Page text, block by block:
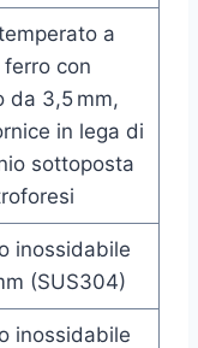
a
con
da 3,5 mm,
in lega di
sottoposta
inossidabile
(SUS304)
inossidabile